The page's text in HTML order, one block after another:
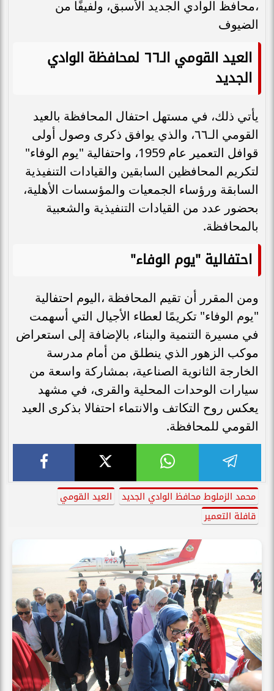
،محافظ الوادي الجديد الأسبق، ولفيفًا من
الضيوف
العيد القومي الـ٦٦ لمحافظة الوادي
الجديد
يأتي ذلك، في مستهل احتفال المحافظة بالعيد
القومي الـ٦٦، والذي يوافق ذكرى وصول أولى
قوافل التعمير عام 1959، واحتفالية "يوم الوفاء"
لتكريم المحافظين السابقين والقيادات التنفيذية
السابقة ورؤساء الجمعيات والمؤسسات الأهلية،
بحضور عدد من القيادات التنفيذية والشعبية
بالمحافظة.
احتفالية "يوم الوفاء"
ومن المقرر أن تقيم المحافظة ،اليوم احتفالية
"يوم الوفاء" تكريمًا لعطاء الأجيال التي أسهمت
في مسيرة التنمية والبناء، بالإضافة إلى استعراض
موكب الزهور الذي ينطلق من أمام مدرسة
الخارجة الثانوية الصناعية، بمشاركة واسعة من
سيارات الوحدات المحلية والقرى، في مشهد
يعكس روح التكاتف والانتماء احتفالا بذكرى العيد
القومي للمحافظة.
محمد الزملوط محافظ الوادي الجديد
العيد القومي
قافلة التعمير